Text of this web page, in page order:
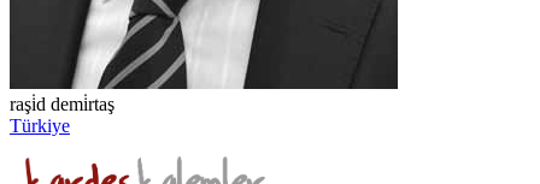
raşi̇d demi̇rtaş
Türkiye